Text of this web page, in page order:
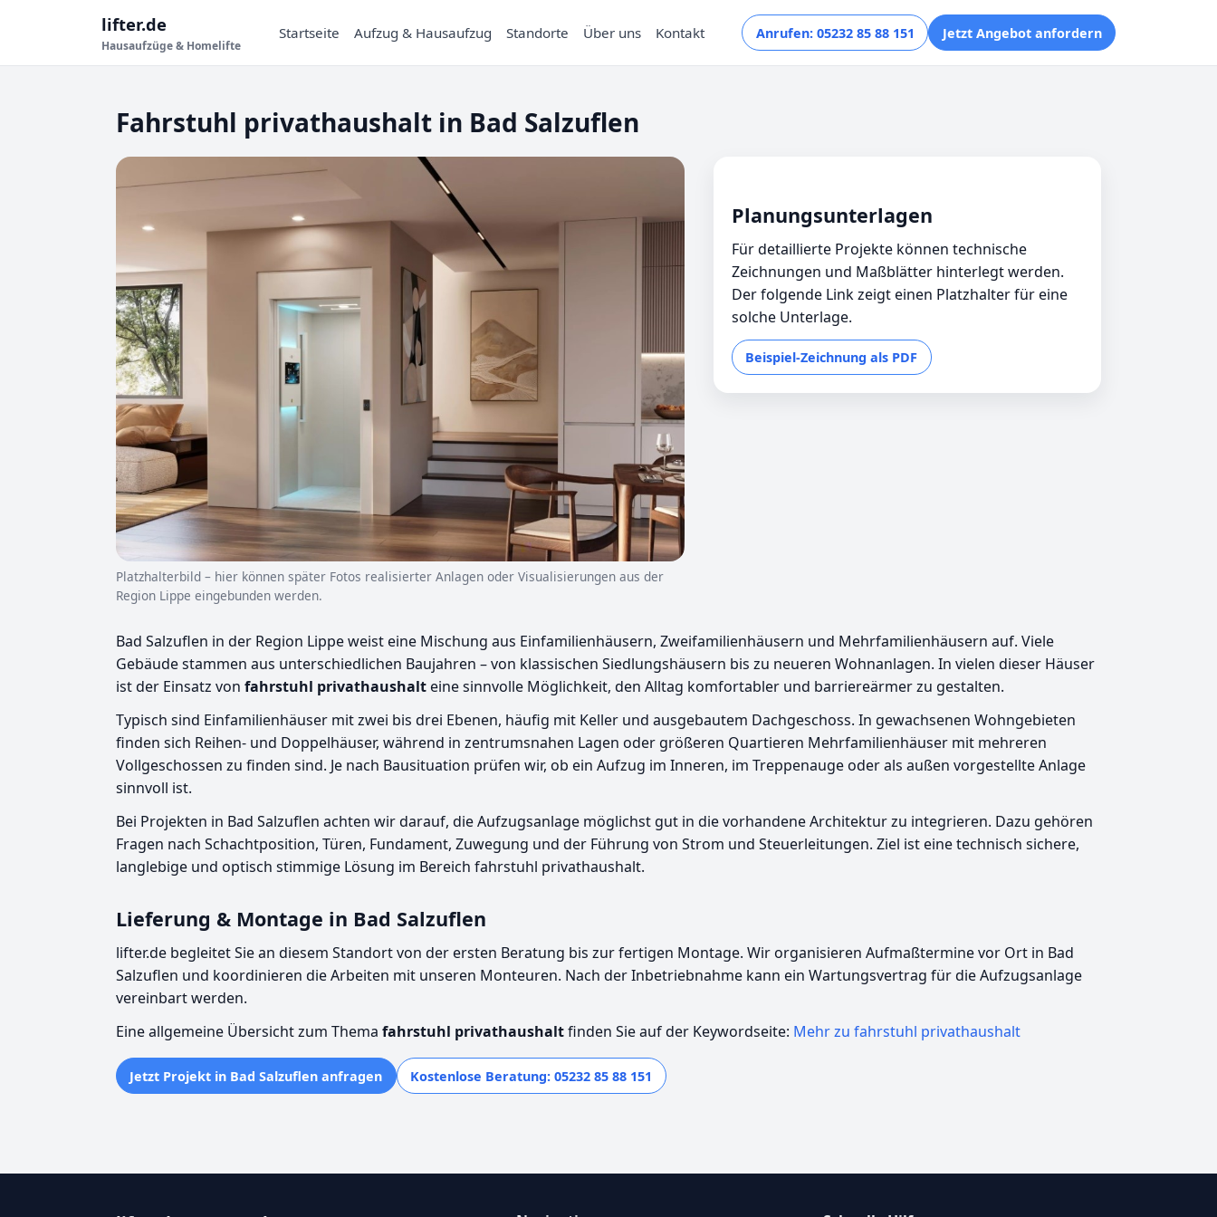
lifter.de
Hausaufzüge & Homelifte
Startseite Aufzug & Hausaufzug Standorte Über uns Kontakt Anrufen: 05232 85 88 151 Jetzt Angebot anfordern
Fahrstuhl privathaushalt in Bad Salzuflen
Platzhalterbild – hier können später Fotos realisierter Anlagen oder Visualisierungen aus der
Region Lippe eingebunden werden.
Planungsunterlagen
Für detaillierte Projekte können technische
Zeichnungen und Maßblätter hinterlegt werden.
Der folgende Link zeigt einen Platzhalter für eine
solche Unterlage.
Beispiel-Zeichnung als PDF
Bad Salzuflen in der Region Lippe weist eine Mischung aus Einfamilienhäusern, Zweifamilienhäusern und Mehrfamilienhäusern auf. Viele
Gebäude stammen aus unterschiedlichen Baujahren – von klassischen Siedlungshäusern bis zu neueren Wohnanlagen. In vielen dieser Häuser
ist der Einsatz von fahrstuhl privathaushalteine sinnvolle Möglichkeit, den Alltag komfortabler und barriereärmer zu gestalten.
Typisch sind Einfamilienhäuser mit zwei bis drei Ebenen, häufig mit Keller und ausgebautem Dachgeschoss. In gewachsenen Wohngebieten
finden sich Reihen- und Doppelhäuser, während in zentrumsnahen Lagen oder größeren Quartieren Mehrfamilienhäuser mit mehreren
Vollgeschossen zu finden sind. Je nach Bausituation prüfen wir, ob ein Aufzug im Inneren, im Treppenauge oder als außen vorgestellte Anlage
sinnvoll ist.
Bei Projekten in Bad Salzuflen achten wir darauf, die Aufzugsanlage möglichst gut in die vorhandene Architektur zu integrieren. Dazu gehören
Fragen nach Schachtposition, Türen, Fundament, Zuwegung und der Führung von Strom und Steuerleitungen. Ziel ist eine technisch sichere,
langlebige und optisch stimmige Lösung im Bereich fahrstuhl privathaushalt.
Lieferung & Montage in Bad Salzuflen
lifter.de begleitet Sie an diesem Standort von der ersten Beratung bis zur fertigen Montage. Wir organisieren Aufmaßtermine vor Ort in Bad
Salzuflen und koordinieren die Arbeiten mit unseren Monteuren. Nach der Inbetriebnahme kann ein Wartungsvertrag für die Aufzugsanlage
vereinbart werden.
Eine allgemeine Übersicht zum Thema fahrstuhl privathaushaltfinden Sie auf der Keywordseite: Mehr zu fahrstuhl privathaushalt
Jetzt Projekt in Bad Salzuflen anfragen Kostenlose Beratung: 05232 85 88 151